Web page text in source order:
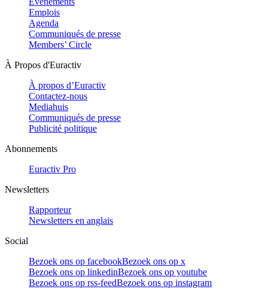
Emplois
Agenda
Communiqués de presse
Members’ Circle
À Propos d'Euractiv
À propos d’Euractiv
Contactez-nous
Mediahuis
Communiqués de presse
Publicité politique
Abonnements
Euractiv Pro
Newsletters
Rapporteur
Newsletters en anglais
Social
Bezoek ons op facebookBezoek ons op x
Bezoek ons op linkedinBezoek ons op youtube
Bezoek ons op rss-feedBezoek ons op instagram